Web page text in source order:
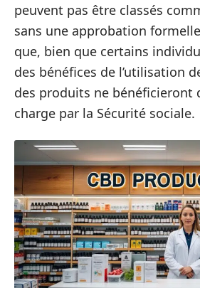
peuvent pas être classés
sans une approbation
que, bien que certains
des bénéfices de l’utilisation
des produits ne bénéficieront
charge par la Sécurité sociale.